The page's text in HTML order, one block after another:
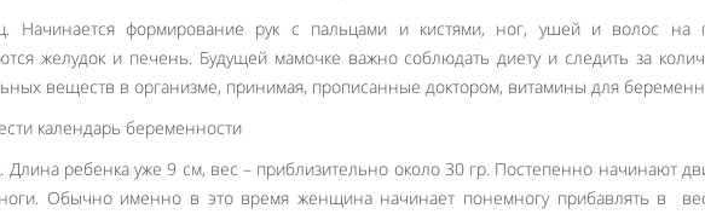
Начинается формирование рук с пальцами и кистями, ног, ушей и волос на
желудок и печень. Будущей мамочке важно соблюдать диету и следить за
веществ в организме, принимая, прописанные доктором, витамины для
Длина ребенка уже 9 см, вес – приблизительно около 30 гр. Постепенно начинают
Обычно именно в это время женщина начинает понемногу прибавлять в